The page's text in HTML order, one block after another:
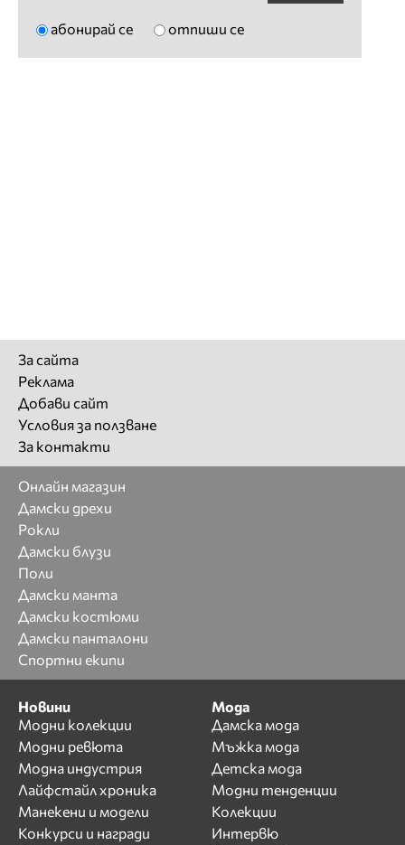
абонирай се отпиши се
За сайта
Реклама
Добави сайт
Условия за ползване
За контакти
Онлайн магазин
Дамски дрехи
Рокли
Дамски блузи
Поли
Дамски манта
Дамски костюми
Дамски панталони
Спортни екипи
Новини
Модни колекции
Модни ревюта
Модна индустрия
Лайфстайл хроника
Манекени и модели
Конкурси и награди
Мода
Дамска мода
Мъжка мода
Детска мода
Модни тенденции
Колекции
Интервю